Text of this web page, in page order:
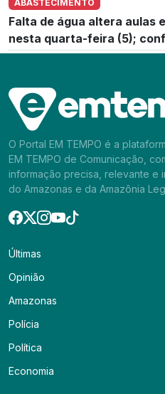
ABASTECIMENTO
Falta de água altera aulas
nesta quarta-feira (5);
O Portal EM TEMPO é a
EM TEMPO de Comunicação,
informação precisa, relevante e
do Amazonas e da Amazônia
Últimas
Opinião
Amazonas
Polícia
Política
Economia